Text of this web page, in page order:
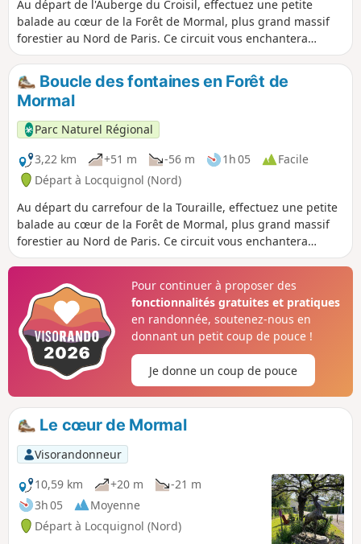
Au départ de l'Auberge du Croisil, effectuez une petite
balade au cœur de la Forêt de Mormal, plus grand massif
forestier au Nord de Paris. Ce circuit vous enchantera
quelque soit la saison. Peut-être que vous aurez la chance
de croiser un de ses hôtes.
Boucle des fontaines en Forêt de
Mormal
Parc Naturel Régional
3,22 km
+51 m -56 m 1h 05
Facile
Départ à Locquignol (Nord)
Au départ du carrefour de la Touraille, effectuez une petite
balade au cœur de la Forêt de Mormal, plus grand massif
forestier au Nord de Paris. Ce circuit vous enchantera
quelle que soit la saison. Peut-être que vous aurez la
Pour continuer à proposer des
fonctionnalités gratuites et pratiques
en randonnée, soutenez-nous en
donnant un petit coup de pouce !
Je donne un coup de pouce
Le cœur de Mormal
Visorandonneur
10,59 km
+20 m
-21 m
3h 05
Moyenne
Départ à Locquignol (Nord)